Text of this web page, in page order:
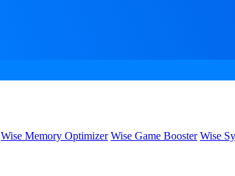
Wise Memory Optimizer Wise Game Booster Wise